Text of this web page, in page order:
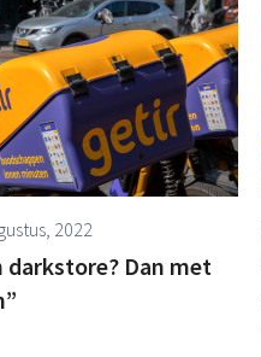
2022
darkstore? Dan met